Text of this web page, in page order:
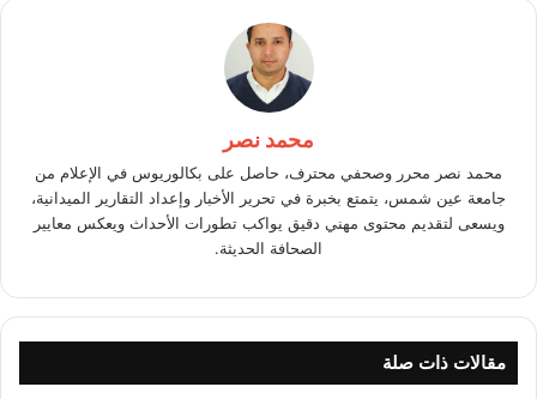
محمد نصر
محمد نصر محرر وصحفي محترف، حاصل على بكالوريوس في الإعلام من
جامعة عين شمس، يتمتع بخبرة في تحرير الأخبار وإعداد التقارير الميدانية،
ويسعى لتقديم محتوى مهني دقيق يواكب تطورات الأحداث ويعكس معايير
الصحافة الحديثة.
مقالات ذات صلة